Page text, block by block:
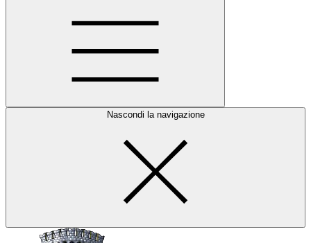
Nascondi la navigazione